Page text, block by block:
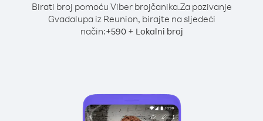
Birati broj pomoću Viber brojčanika.Za pozivanje
Gvadalupa iz Reunion, birajte na sljedeći
način:+590+ Lokalni broj